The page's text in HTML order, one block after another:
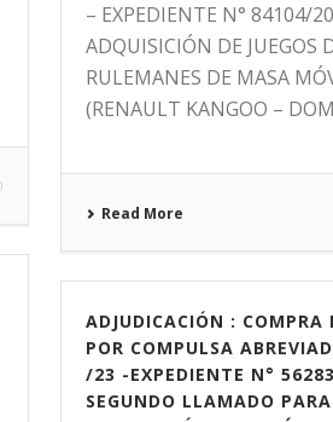
– EXPEDIENTE N° 84104/
ADQUISICIÓN DE JUEGOS
RULEMANES DE MASA
(RENAULT KANGOO –
Read More
ADJUDICACIÓN : COMPRA
POR COMPULSA
/23 -EXPEDIENTE N°
SEGUNDO LLAMADO